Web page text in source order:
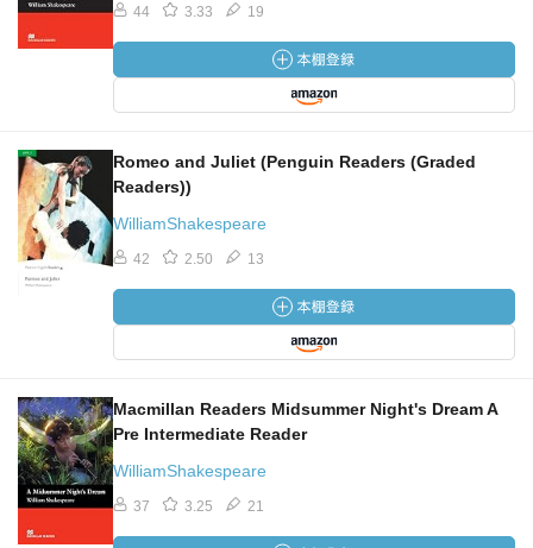
44 3.33 19
Romeo and Juliet (Penguin Readers (Graded
Readers))
WilliamShakespeare
42 2.50 13
Macmillan Readers Midsummer Night's Dream A
Pre Intermediate Reader
WilliamShakespeare
37 3.25 21